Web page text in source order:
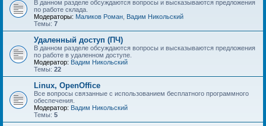
В данном разделе обсуждаются вопросы и высказываются предложения
по работе склада.
Модераторы: Маликов Роман Вадим Никольский
Темы: 7
Удаленный доступ (ПЧ)
В данном разделе обсуждаются вопросы и высказываются предложения
по работе в удаленном доступе.
Модератор: Вадим Никольский
Темы: 22
Linux, OpenOffice
Все вопросы связанные с использованием бесплатного программного
обеспечения.
Модератор: Вадим Никольский
Темы: 5